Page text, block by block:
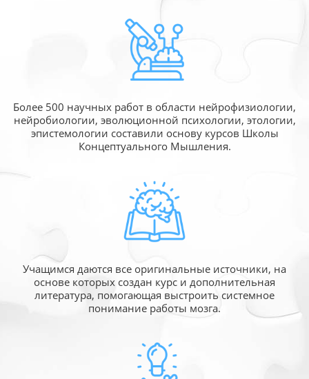
Более 500 научных работ в области нейрофизиологии,
нейробиологии, эволюционной психологии, этологии,
эпистемологии составили основу курсов Школы
Концептуального Мышления.
Учащимся даются все оригинальные источники, на
основе которых создан курс и дополнительная
литература, помогающая выстроить системное
понимание работы мозга.